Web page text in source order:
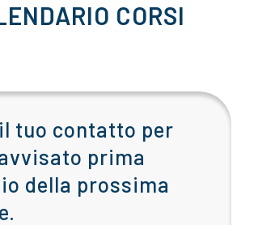
CORSI
tuo contatto per
prima
della prossima